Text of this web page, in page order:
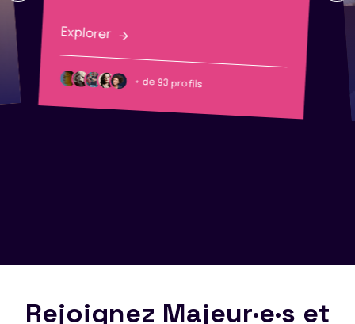
Explorer
+ de 93 profils
Rejoignez Majeur·e·s et